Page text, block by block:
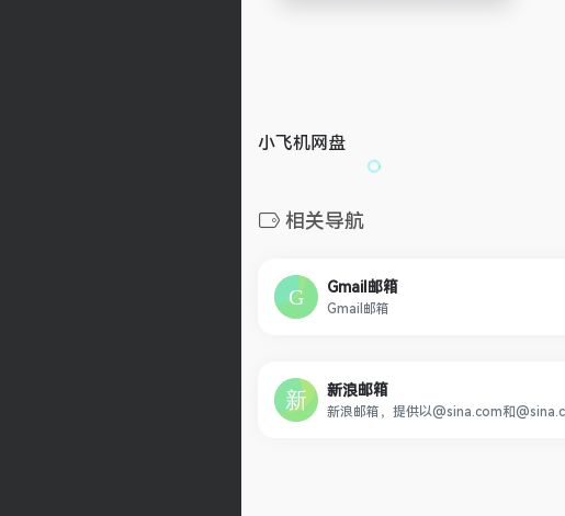
小飞机网盘
相关导航
Gmail邮箱
Gmail邮箱
新浪邮箱